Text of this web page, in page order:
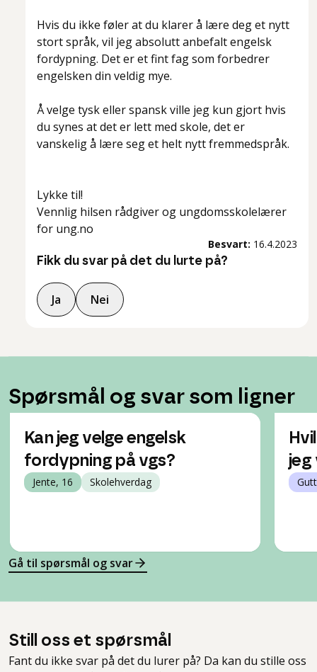
Hvis du ikke føler at du klarer å lære deg et nytt
stort språk, vil jeg absolutt anbefalt engelsk
fordypning. Det er et fint fag som forbedrer
engelsken din veldig mye.
Å velge tysk eller spansk ville jeg kun gjort hvis
du synes at det er lett med skole, det er
vanskelig å lære seg et helt nytt fremmedspråk.
Lykke til!
Vennlig hilsen rådgiver og ungdomsskolelærer
for ung.no
Besvart: 16.4.2023
Fikk du svar på det du lurte på?
Ja Nei
Spørsmål og svar som ligner
Kan jeg velge engelsk
fordypning på vgs?
Jente, 16 Skolehverdag
jeg
Gå til spørsmål og svar
Still oss et spørsmål
Fant du ikke svar på det du lurer på? Da kan du stille oss